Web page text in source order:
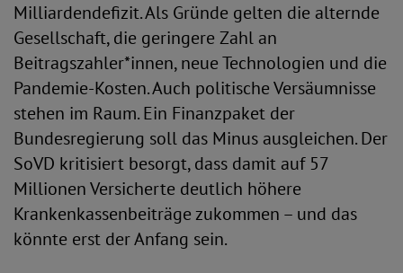
Milliardendefizit. Als Gründe gelten die alternde
Gesellschaft, die geringere Zahl an
Beitragszahler*innen, neue Technologien und die
Pandemie-Kosten. Auch politische Versäumnisse
stehen im Raum. Ein Finanzpaket der
Bundesregierung soll das Minus ausgleichen. Der
SoVD kritisiert besorgt, dass damit auf 57
Millionen Versicherte deutlich höhere
Krankenkassenbeiträge zukommen – und das
könnte erst der Anfang sein.